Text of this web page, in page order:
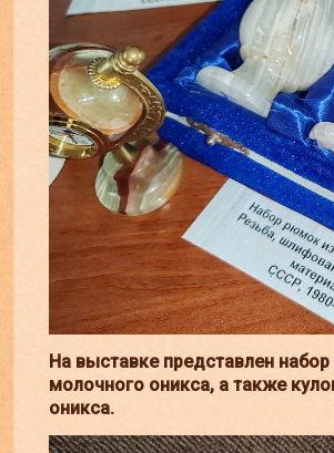
На выставке представлен
молочного оникса, а также
оникса.